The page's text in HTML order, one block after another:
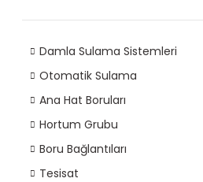
Damla Sulama Sistemleri
Otomatik Sulama
Ana Hat Boruları
Hortum Grubu
Boru Bağlantıları
Tesisat